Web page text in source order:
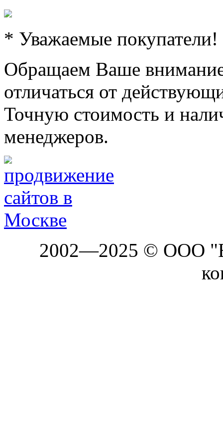
* Уважаемые покупатели!
Обращаем Ваше
отличаться от
Точную стоимость и
менеджеров.
2002—2025 © ООО